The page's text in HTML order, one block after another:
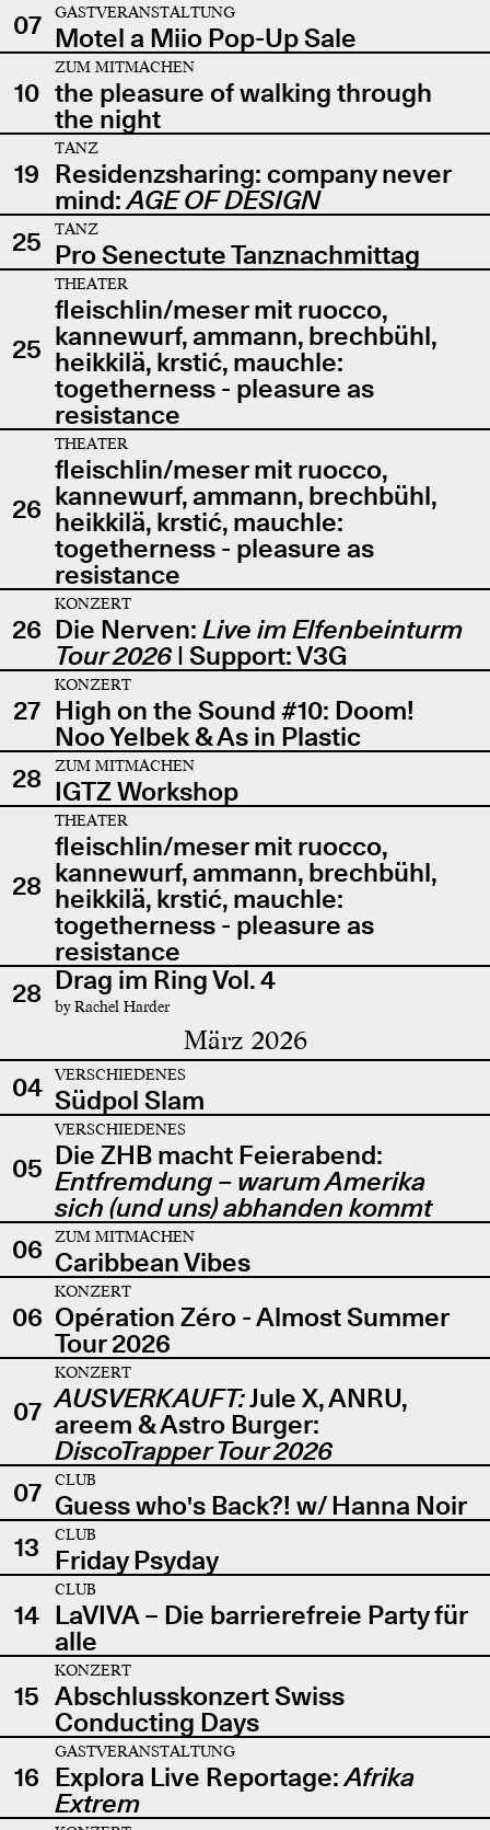
07
GASTVERANSTALTUNG
Motel a Miio Pop-Up Sale
10
ZUM MITMACHEN
the pleasure of walking through
the night
19
TANZ
Residenzsharing: company never
mind:AGE OF DESIGN
25
TANZ
Pro Senectute Tanznachmittag
25
THEATER
fleischlin/meser mit ruocco,
kannewurf, ammann, brechbühl,
heikkilä, krstić, mauchle:
togetherness - pleasure as
resistance
26
THEATER
fleischlin/meser mit ruocco,
kannewurf, ammann, brechbühl,
heikkilä, krstić, mauchle:
togetherness - pleasure as
resistance
26
KONZERT
Die Nerven: Live im Elfenbeinturm
Tour 2026| Support: V3G
27
KONZERT
High on the Sound #10: Doom!
Noo Yelbek & As in Plastic
28
ZUM MITMACHEN
IGTZ Workshop
28
THEATER
fleischlin/meser mit ruocco,
kannewurf, ammann, brechbühl,
heikkilä, krstić, mauchle:
togetherness - pleasure as
resistance
28 Drag im Ring Vol. 4
by Rachel Harder
März 2026
04 VERSCHIEDENES
Südpol Slam
05
VERSCHIEDENES
Die ZHB macht Feierabend:
Entfremdung – warum Amerika
sich (und uns) abhanden kommt
06
ZUM MITMACHEN
Caribbean Vibes
06
KONZERT
Opération Zéro - Almost Summer
Tour 2026
07
KONZERT
AUSVERKAUFT:Jule X, ANRU,
areem & Astro Burger:
DiscoTrapper Tour 2026
07
CLUB
Guess who's Back?! w/ Hanna Noir
13
CLUB
Friday Psyday
14
CLUB
LaVIVA – Die barrierefreie Party für
alle
15
KONZERT
Abschlusskonzert Swiss
Conducting Days
16
GASTVERANSTALTUNG
Explora Live Reportage:Afrika
Extrem